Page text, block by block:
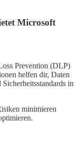
Microsoft
Prevention (DLP)
helfen dir, Daten
in
minimieren